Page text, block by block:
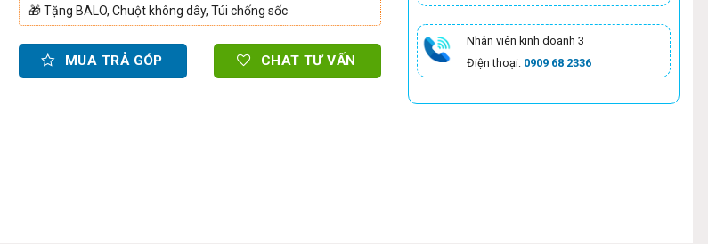
🎁Tặng BALO, Chuột không dây, Túi chống sốc
MUA TRẢ GÓP CHAT TƯ VẤN
Nhân viên kinh doanh 3
Điện thoại: 0909 68 2336